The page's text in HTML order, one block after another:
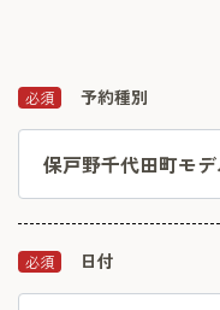
必須 予約種別
必須 日付